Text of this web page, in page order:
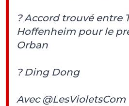
? Accord trouvé entre
Hoffenheim pour le
Orban
? Ding Dong
Avec @LesVioletsCom